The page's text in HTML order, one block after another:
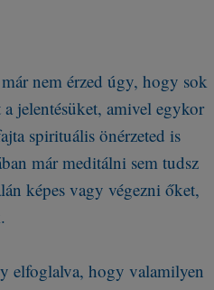
nem érzed úgy, hogy sok
jelentésüket, amivel egykor
spirituális önérzeted is
már meditálni sem tudsz
képes vagy végezni őket,
elfoglalva, hogy valamilyen